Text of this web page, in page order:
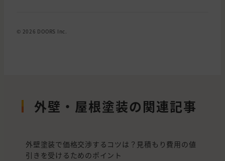
© 2026 DOORS Inc.
外壁・屋根塗装の関連記事
外壁塗装で価格交渉するコツは？見積もり費用の値
引きを受けるためのポイント